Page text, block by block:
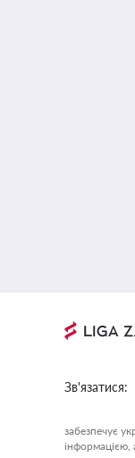
Зв'язатися:
забезпечує
інформацією,